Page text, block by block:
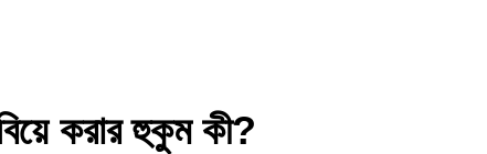
করার হুকুম কী?